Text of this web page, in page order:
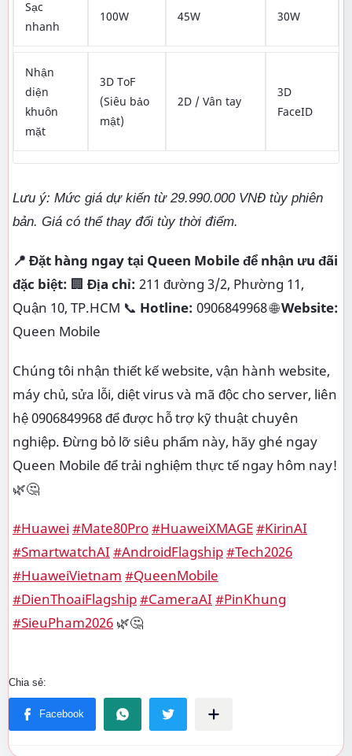
Sạc
nhanh
100W 45W 30W
Nhận
diện
khuôn
mặt
3D ToF
(Siêu bảo
mật)
2D / Vân tay
3D
FaceID
Lưu ý: Mức giá dự kiến từ 29.990.000 VNĐ tùy phiên
bản. Giá có thể thay đổi tùy thời điểm.
📍 Đặt hàng ngay tại Queen Mobile để nhận ưu đãi
đặc biệt: 🏢 Địa chỉ: 211 đường 3/2, Phường 11,
Quận 10, TP.HCM 📞 Hotline: 0906849968 🌐Website:
Queen Mobile
Chúng tôi nhận thiết kế website, vận hành website,
máy chủ, sửa lỗi, diệt virus và mã độc cho server, liên
hệ 0906849968 để được hỗ trợ kỹ thuật chuyên
nghiệp. Đừng bỏ lỡ siêu phẩm này, hãy ghé ngay
Queen Mobile để trải nghiệm thực tế ngay hôm nay!
🌿🤔
#Huawei #Mate80Pro#HuaweiXMAGE#KirinAI
#SmartwatchAI #AndroidFlagship#Tech2026
#HuaweiVietnam #QueenMobile
#DienThoaiFlagship#CameraAI #PinKhung
#SieuPham2026 🌿🤔